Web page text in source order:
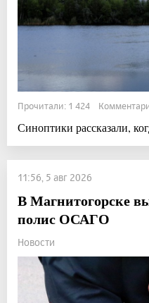
Прочитали: 1 424
Синоптики рассказали,
11:56, 5 авг 2026
В Магнитогорске
полис ОСАГО
Новости